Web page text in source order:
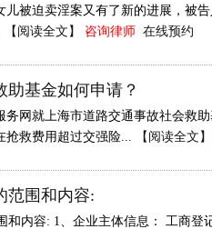
被迫卖淫案又有了新的进展，被
【阅读全文】 咨询律师 在线预约
助基金如何申请？
网就上海市道路交通事故社会救
救费用超过交强险...
【阅读全文】
范围和内容:
和内容: 1、企业主体信息： 工商